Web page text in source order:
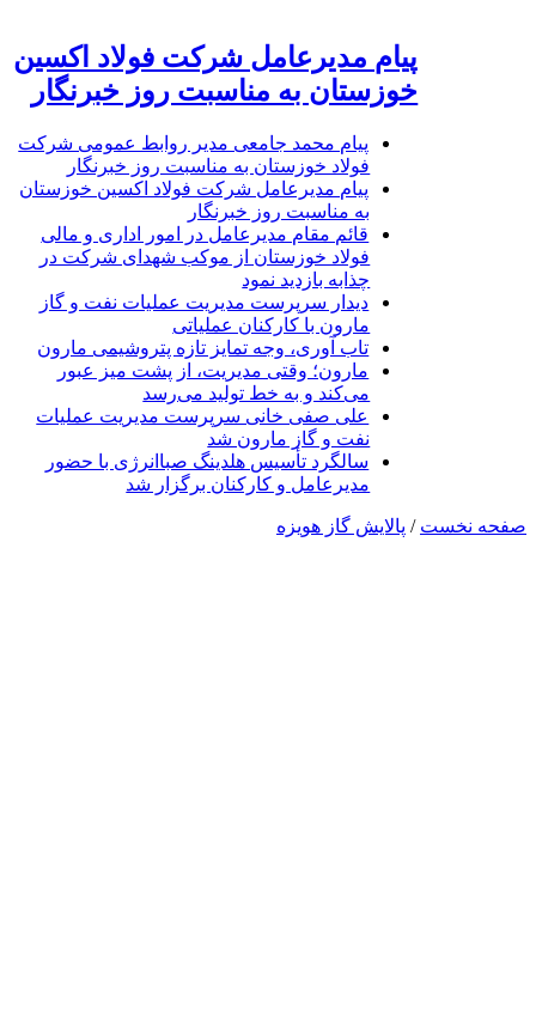
پیام مدیرعامل شرکت فولاد اکسین
خوزستان به مناسبت روز خبرنگار
پیام محمد جامعی مدیر روابط عمومی شرکت
فولاد خوزستان به مناسبت روز خبرنگار
پیام مدیرعامل شرکت فولاد اکسین خوزستان
به مناسبت روز خبرنگار
قائم مقام مدیرعامل در امور اداری و مالی
فولاد خوزستان از موکب شهدای شرکت در
چذابه بازدید نمود
دیدار سرپرست مدیریت عملیات نفت و گاز
مارون با کارکنان عملیاتی
تاب آوری، وجه تمایز تازه پتروشیمی مارون
مارون؛ وقتی مدیریت، از پشت میز عبور
می‌کند و به خط تولید می‌رسد
علی صفی خانی سرپرست مدیریت عملیات
نفت و گاز مارون شد
سالگرد تأسیس هلدینگ صباانرژی با حضور
مدیرعامل و کارکنان برگزار شد
صفحه نخست / پالایش گاز هویزه